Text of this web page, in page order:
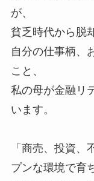
が、
貧乏時代から脱
自分の仕事柄、
こと、
私の母が金融リ
います。
「商売、投資
プンな環境で育